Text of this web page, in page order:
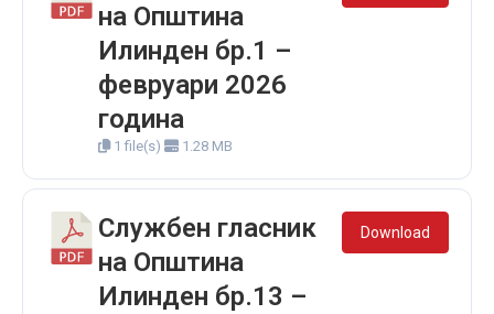
на Општина
Илинден бр.1 –
февруари 2026
година
1 file(s) 1.28 MB
Службен гласник
на Општина
Илинден бр.13 –
Download